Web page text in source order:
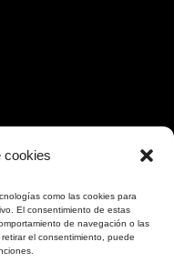
cookies
como las cookies para
El consentimiento de estas
de navegación o las
el consentimiento, puede